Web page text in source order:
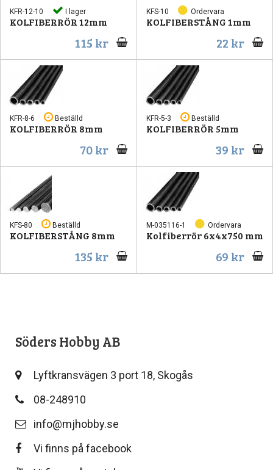
KFR-12-10 I lager
KOLFIBERRÖR 12mm
115 kr
KFS-10 Ordervara
KOLFIBERSTÅNG 1mm
22 kr
KFR-8-6 Beställd
KOLFIBERRÖR 8mm
70 kr
KFR-5-3 Beställd
KOLFIBERRÖR 5mm
39 kr
KFS-80 Beställd
KOLFIBERSTÅNG 8mm
135 kr
M-035116-1 Ordervara
Kolfiberrör 6x4x750 mm
69 kr
Söders Hobby AB
Lyftkransvägen 3 port 18, Skogås
08-248910
info@mjhobby.se
Vi finns på facebook